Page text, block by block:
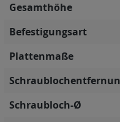
Gesamthöhe
Befestigungsart
Plattenmaße
Schraubloch-Ø